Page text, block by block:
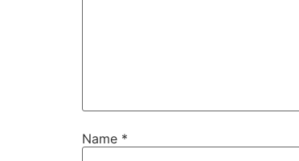
Name *